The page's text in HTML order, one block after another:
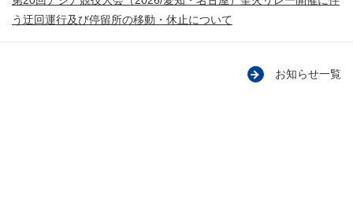
う迂回運行及び停留所の移動・休止について
お知らせ一覧